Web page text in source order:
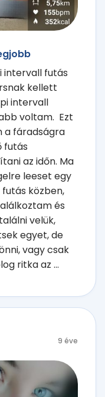
intervall futás
kellett
intervall
voltam. Ezt
a fáradságra
futás
az időn. Ma
leeset egy
közben,
és
velük,
egyet, de
vagy csak
ritka az ...
9 éve